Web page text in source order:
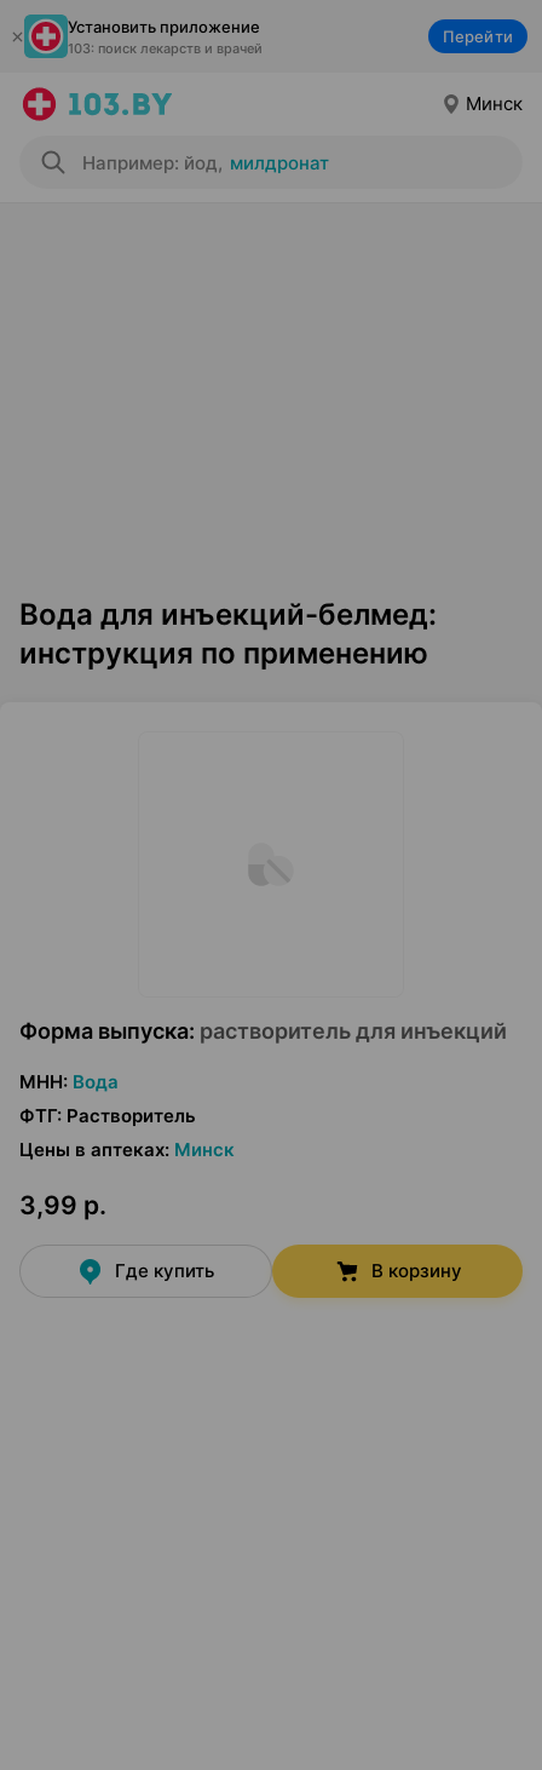
Установить приложение
103: поиск лекарств и врачей
Перейти
Минск
Например: йод, милдронат
Вода для инъекций-белмед:
инструкция по применению
Форма выпуска: растворитель для инъекций
МНН: Вода
ФТГ: Растворитель
Цены в аптеках: Минск
3,99 р.
Где купить В корзину